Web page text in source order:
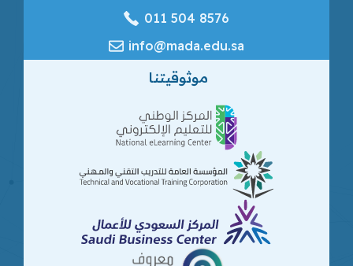
‎011 504 8576
info@mada.edu.sa
موثوقيتنا